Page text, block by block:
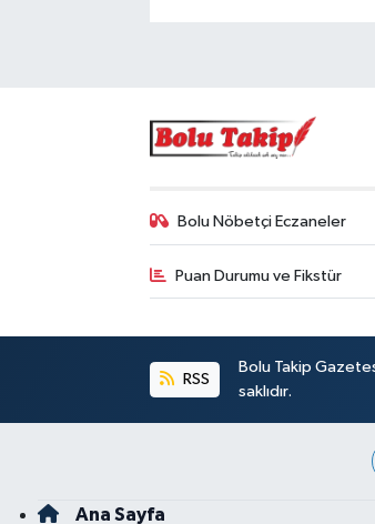
Bolu Nöbetçi Eczaneler
Puan Durumu ve Fikstür
RSS
Bolu Takip
saklıdır.
Ana Sayfa